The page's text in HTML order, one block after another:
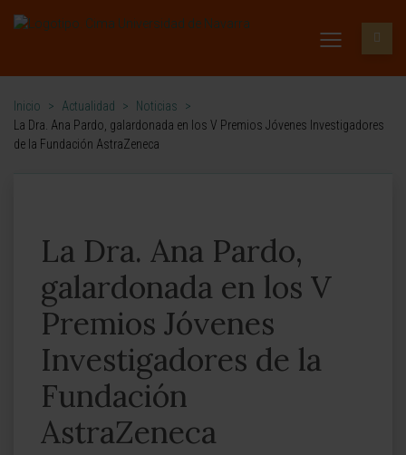
Inicio > Actualidad > Noticias
>
La Dra. Ana Pardo, galardonada en los V Premios Jóvenes Investigadores
de la Fundación AstraZeneca
La Dra. Ana Pardo,
galardonada en los V
Premios Jóvenes
Investigadores de la
Fundación
AstraZeneca